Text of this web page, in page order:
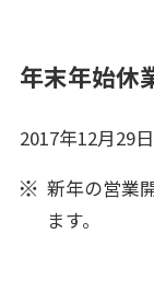
年末年始休
2017年12月29
新年の営業
ます。